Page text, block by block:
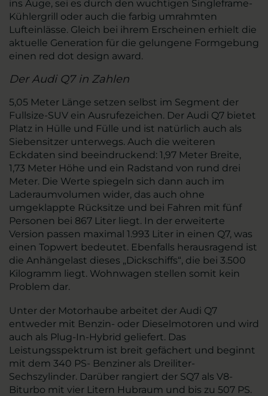
ins Auge, sei es durch den wuchtigen Singleframe-
Kühlergrill oder auch die farbig umrahmten
Lufteinlässe. Gleich bei ihrem Erscheinen erhielt die
aktuelle Generation für die gelungene Formgebung
einen red dot design award.
Der Audi Q7 in Zahlen
5,05 Meter Länge setzen selbst im Segment der
Fullsize-SUV ein Ausrufezeichen. Der Audi Q7 bietet
Platz in Hülle und Fülle und ist natürlich auch als
Siebensitzer unterwegs. Auch die weiteren
Eckdaten sind beeindruckend: 1,97 Meter Breite,
1,73 Meter Höhe und ein Radstand von rund drei
Meter. Die Werte spiegeln sich dann auch im
Laderaumvolumen wider, das auch ohne
umgeklappte Rücksitze und bei Fahren mit fünf
Personen bei 867 Liter liegt. In der erweiterte
Version passen maximal 1.993 Liter in einen Q7, was
einen Topwert bedeutet. Ebenfalls herausragend ist
die Anhängelast dieses „Dickschiffs“, die bei 3.500
Kilogramm liegt. Wohnwagen stellen somit kein
Problem dar.
Unter der Motorhaube arbeitet der Audi Q7
entweder mit Benzin- oder Dieselmotoren und wird
auch als Plug-In-Hybrid geliefert. Das
Leistungsspektrum ist breit gefächert und beginnt
mit dem 340 PS- Benziner als Dreiliter-
Sechszylinder. Darüber rangiert der SQ7 als V8-
Biturbo mit vier Litern Hubraum und bis zu 507 PS.